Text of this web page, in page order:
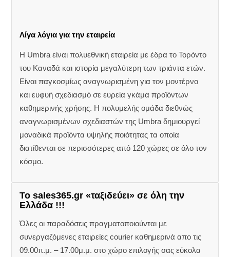
Λίγα λόγια για την εταιρεία
Η Umbra είναι πολυεθνική εταιρεία με έδρα το Τορόντο
του Καναδά και ιστορία μεγαλύτερη των τριάντα ετών.
Είναι παγκοσμίως αναγνωρισμένη για τον μοντέρνο
και ευφυή σχεδιασμό σε ευρεία γκάμα προϊόντων
καθημερινής χρήσης. Η πολυμελής ομάδα διεθνώς
αναγνωρισμένων σχεδιαστών της Umbraδημιουργεί
μοναδικά προϊόντα υψηλής ποιότητας τα οποία
διατίθενται σε περισσότερες από 120 χώρες σε όλο τον
κόσμο.
Το sales365.gr «ταξιδεύει» σε όλη την
Ελλάδα !!!
Όλες οι παραδόσεις πραγματοποιούνται με
συνεργαζόμενες εταιρείες courier καθημερινά απο τις
09.00π.μ. – 17.00μ.μ. στο χώρο επιλογής σας εύκολα